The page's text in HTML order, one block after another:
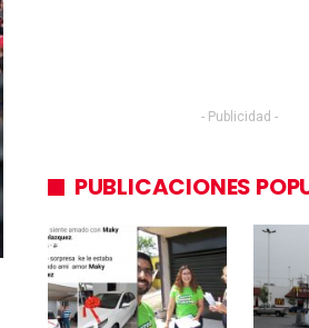
- Publicidad -
PUBLICACIONES